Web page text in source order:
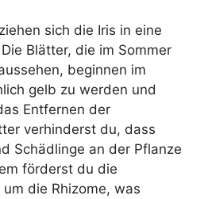
sich die Iris in eine
Blätter, die im Sommer
beginnen im
gelb zu werden und
Entfernen der
verhinderst du, dass
Schädlinge an der Pflanze
förderst du die
die Rhizome, was